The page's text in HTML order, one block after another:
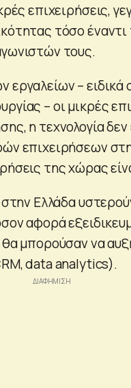
επιχειρήσεις,
τόσο
τους.
– ειδικά
– οι μικρές
η τεχνολογία
επιχειρήσεων
της χώρας
στην Ελλάδα
αφορά
μπορούσαν να
data analytics).